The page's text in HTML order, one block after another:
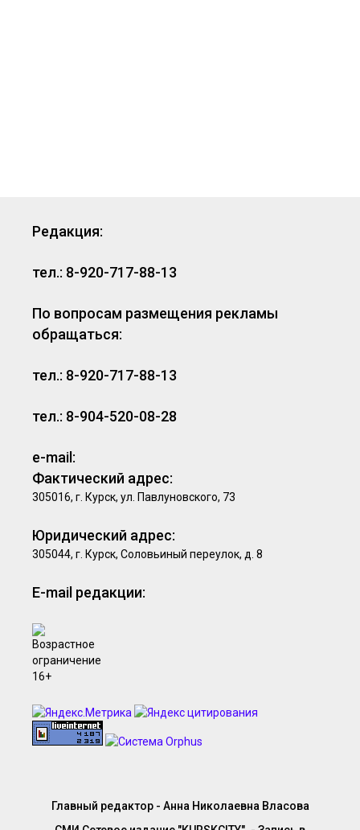
Редакция:
тел.: 8-920-717-88-13
По вопросам размещения рекламы
обращаться:
тел.: 8-920-717-88-13
тел.: 8-904-520-08-28
e-mail:
Фактический адрес:
305016, г. Курск, ул. Павлуновского, 73
Юридический адрес:
305044, г. Курск, Соловьиный переулок, д. 8
E-mail редакции:
Главный редактор - Анна Николаевна Власова